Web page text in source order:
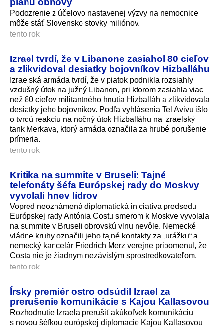
Podozrenie z účelovo nastavenej výzvy na nemocnice
môže stáť Slovensko stovky miliónov.
tento rok
Izrael tvrdí, že v Libanone zasiahol 80 cieľov
a zlikvidoval desiatky bojovníkov Hizballáhu
Izraelská armáda tvrdí, že v piatok podnikla rozsiahly
vzdušný útok na južný Libanon, pri ktorom zasiahla viac
než 80 cieľov militantného hnutia Hizballáh a zlikvidovala
desiatky jeho bojovníkov. Podľa vyhlásenia Tel Avivu išlo
o tvrdú reakciu na nočný útok Hizballáhu na izraelský
tank Merkava, ktorý armáda označila za hrubé porušenie
prímeria.
tento rok
Kritika na summite v Bruseli: Tajné
telefonáty šéfa Európskej rady do Moskvy
vyvolali hnev lídrov
Vopred neoznámená diplomatická iniciatíva predsedu
Európskej rady Antónia Costu smerom k Moskve vyvolala
na summite v Bruseli obrovskú vlnu nevôle. Nemecké
vládne kruhy označili jeho tajné kontakty za „urážku“ a
nemecký kancelár Friedrich Merz verejne pripomenul, že
Costa nie je žiadnym nezávislým sprostredkovateľom.
tento rok
Írsky premiér ostro odsúdil Izrael za
prerušenie komunikácie s Kajou Kallasovou
Rozhodnutie Izraela prerušiť akúkoľvek komunikáciu
s novou šéfkou európskej diplomacie Kajou Kallasovou